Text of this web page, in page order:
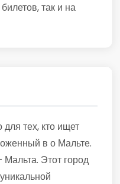
так и на
тех, кто ищет
в о Мальте.
Этот город